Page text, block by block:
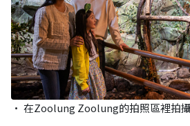
• 在Zoolung Zoolung的拍照區裡拍